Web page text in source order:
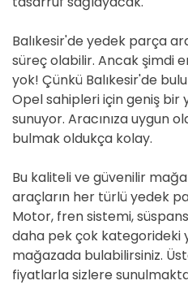
Balıkesir'de yedek parça
süreç olabilir. Ancak şimdi
yok! Çünkü Balıkesir'de
Opel sahipleri için geniş
sunuyor. Aracınıza uygun
bulmak oldukça kolay.
Bu kaliteli ve güvenilir
araçların her türlü yedek
Motor, fren sistemi,
daha pek çok kategorideki
mağazada bulabilirsiniz.
fiyatlarla sizlere